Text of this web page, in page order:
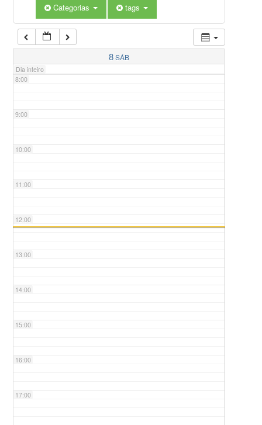
Categorias tags
8SÁB
Dia inteiro
7:00
8:00
9:00
10:00
11:00
12:00
13:00
14:00
15:00
16:00
17:00